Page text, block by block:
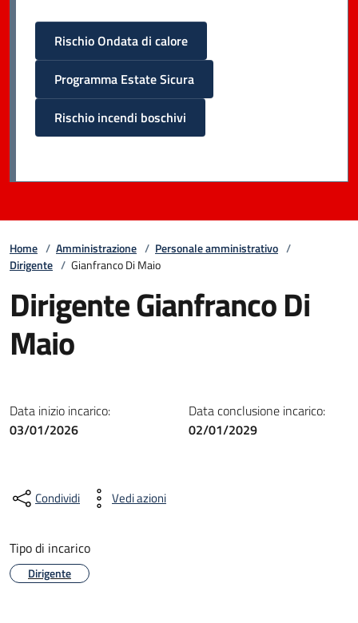
Rischio Ondata di calore
Programma Estate Sicura
Rischio incendi boschivi
Home / Amministrazione / Personale amministrativo /
Dirigente / Gianfranco Di Maio
Dirigente Gianfranco Di
Maio
Data inizio incarico:
03/01/2026
Data conclusione incarico:
02/01/2029
Condividi Vedi azioni
Tipo di incarico
Dirigente